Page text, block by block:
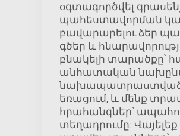
օգտագործվել
պահեստավորման
բավարարելու ձեր
գծեր և
բնակելի տարածքը՝
անհատական
նախապատրաստված
եռացում, և մենք
հրահանգներ՝
տեղադրումը: